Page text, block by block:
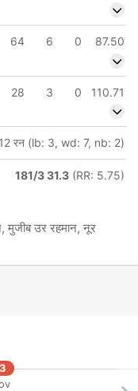
64 6 0
87.50
28 3 0
110.71
12 रन (lb: 3, wd: 7, nb: 2)
181/3 31.3 (RR: 5.75)
मुजीब उर रहमान, नूर